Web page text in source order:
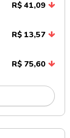
R$ 41,09
R$ 13,57
R$ 75,60